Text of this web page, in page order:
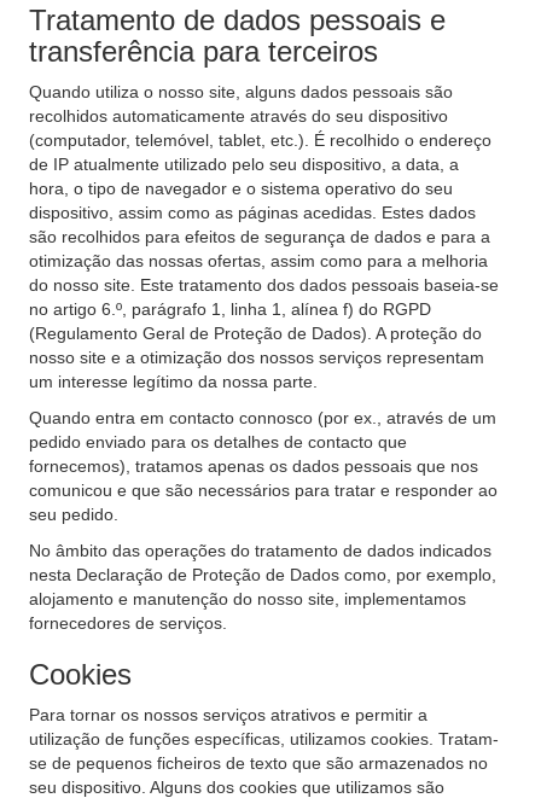
Tratamento de dados pessoais e
transferência para terceiros
Quando utiliza o nosso site, alguns dados pessoais são
recolhidos automaticamente através do seu dispositivo
(computador, telemóvel, tablet, etc.). É recolhido o endereço
de IP atualmente utilizado pelo seu dispositivo, a data, a
hora, o tipo de navegador e o sistema operativo do seu
dispositivo, assim como as páginas acedidas. Estes dados
são recolhidos para efeitos de segurança de dados e para a
otimização das nossas ofertas, assim como para a melhoria
do nosso site. Este tratamento dos dados pessoais baseia-se
no artigo 6.º, parágrafo 1, linha 1, alínea f) do RGPD
(Regulamento Geral de Proteção de Dados). A proteção do
nosso site e a otimização dos nossos serviços representam
um interesse legítimo da nossa parte.
Quando entra em contacto connosco (por ex., através de um
pedido enviado para os detalhes de contacto que
fornecemos), tratamos apenas os dados pessoais que nos
comunicou e que são necessários para tratar e responder ao
seu pedido.
No âmbito das operações do tratamento de dados indicados
nesta Declaração de Proteção de Dados como, por exemplo,
alojamento e manutenção do nosso site, implementamos
fornecedores de serviços.
Cookies
Para tornar os nossos serviços atrativos e permitir a
utilização de funções específicas, utilizamos cookies. Tratam-
se de pequenos ficheiros de texto que são armazenados no
seu dispositivo. Alguns dos cookies que utilizamos são